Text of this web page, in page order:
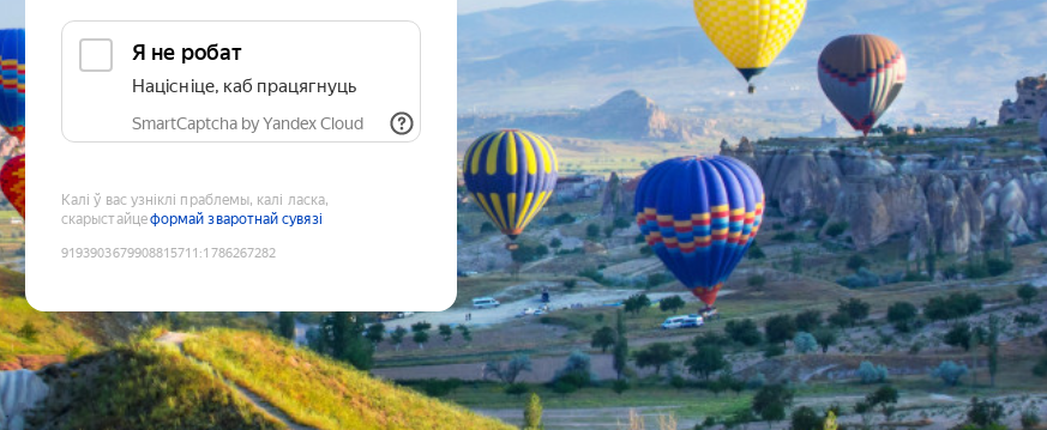
Я не робат
Націсніце, каб працягнуць
SmartCaptcha by Yandex Cloud
Калі ў вас узніклі праблемы, калі ласка,
скарыстайцеформай зваротнай сувязі
9193903679908815711 :1786267282